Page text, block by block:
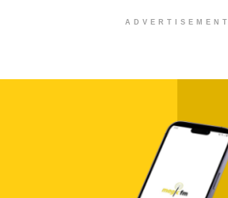
ADVERTISEMENT